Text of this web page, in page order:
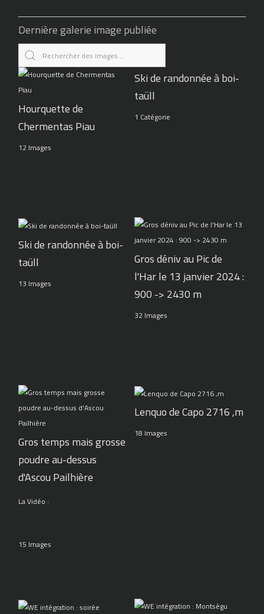
Dernière galerie image publiée
Hourquette de
Chermentas Piau
12 Images
Ski de randonnée à boi-
taüll
1 Catégorie
Ski de randonnée à boi-
taüll
13 Images
Gros déniv au Pic de
l'Har le 13 janvier 2024 :
900 -> 2430 m
32 Images
Gros temps mais grosse
poudre au-dessus
d'Ascou Pailhière
La Vidéo :
15 Images
Lenquo de Capo 2716 ,m
18 Images